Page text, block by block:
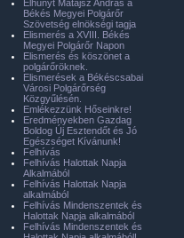
Elhunyt Matajsz András a
Békés Megyei Polgárőr
Szövetség elnökségi tagja
Elismerés a XVIII. Békés
Megyei Polgárőr Napon
Elismerés és köszönet a
polgárőröknek.
Elismerések a Békéscsabai
Városi Polgárőrség
Közgyűlésén.
Emlékezzünk Hőseinkre!
Eredményekben Gazdag
Boldog Új Esztendőt és Jó
Egészséget Kívánunk!
Felhívás
Felhívás Halottak Napja
Alkalmából
Felhívás Halottak Napja
alkalmából
Felhívás Mindenszentek és
Halottak Napja alkalmából
Felhívás Mindenszentek és